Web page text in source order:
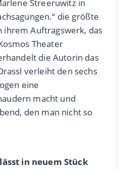
Streeruwitz in
die größte
ihrem Auftragswerk, das
Theater
die Autorin das
verleiht den sechs
eine
macht und
den man nicht so
in neuem Stück